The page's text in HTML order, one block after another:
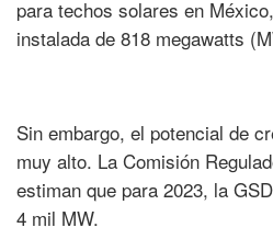
para techos solares en
instalada de 818 megawatts
Sin embargo, el potencial de
muy alto. La Comisión
estiman que para 2023, la
4 mil MW.